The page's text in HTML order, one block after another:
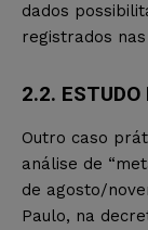
dados
registrados
2.2. ESTUDO
Outro caso
análise de
de agosto/
Paulo, na